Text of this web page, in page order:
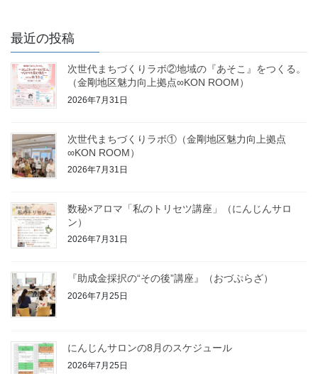
最近の投稿
次世代まちづくりラボ②地域の『あそこ』をつくる。
（金剛地区魅力向上拠点∞KON ROOM）
2026年7月31日
次世代まちづくりラボ①（金剛地区魅力向上拠点
∞KON ROOM）
2026年7月31日
数秘×アロマ「私のトリセツ講座」（にんじんサロ
ン）
2026年7月31日
『助成金採択の“その後”講座』（おづぷらざ）
2026年7月25日
にんじんサロンの8月のスケジュール
2026年7月25日